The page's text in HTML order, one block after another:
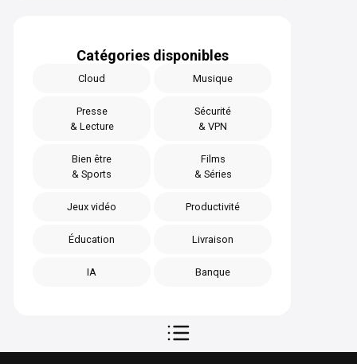
Catégories disponibles
Cloud Musique
Presse
& Lecture
Sécurité
& VPN
Bien être
& Sports
Films
& Séries
Jeux vidéo Productivité
Éducation Livraison
IA Banque